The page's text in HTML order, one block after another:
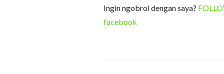
Ingin ngobrol dengan saya?
facebook